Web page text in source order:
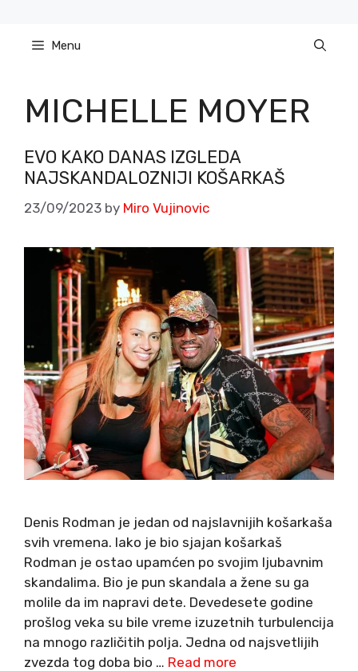
content Menu
MICHELLE MOYER
EVO KAKO DANAS IZGLEDA
NAJSKANDALOZNIJI KOŠARKAŠ
23/09/2023 by Miro Vujinovic
Denis Rodman je jedan od najslavnijih košarkaša
svih vremena. Iako je bio sjajan košarkaš
Rodman je ostao upamćen po svojim ljubavnim
skandalima. Bio je pun skandala a žene su ga
molile da im napravi dete. Devedesete godine
prošlog veka su bile vreme izuzetnih turbulencija
na mnogo različitih polja. Jedna od najsvetlijih
zvezda tog doba bio … Read more